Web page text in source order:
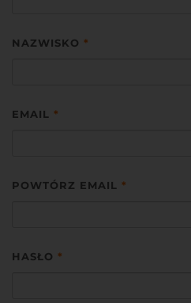
NAZWISKO *
EMAIL *
POWTÓRZ EMAIL *
HASŁO *